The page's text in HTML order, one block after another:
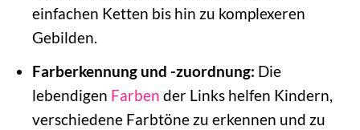
einfachen Ketten bis hin zu komplexeren
Gebilden.
Farberkennung und -zuordnung: Die
lebendigen Farben der Links helfen Kindern,
verschiedene Farbtöne zu erkennen und zu